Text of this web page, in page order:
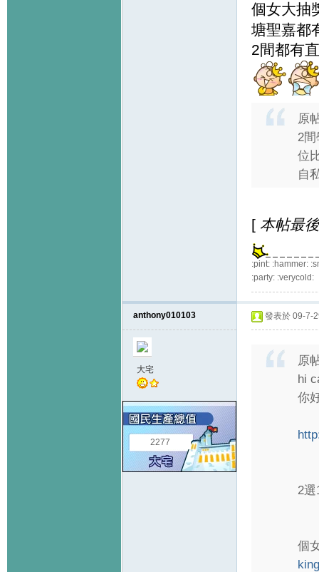
個女大抽
塘聖嘉都
2間都有
原
2
位
自
[ 本帖最
:pint: :hammer:
:party: :verycold:
anthony010103
大宅
2277
發表於 09-7-
原
hi
你
2選
個